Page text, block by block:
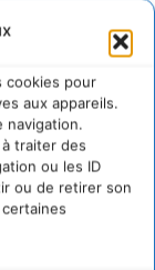
cookies pour
aux appareils.
navigation.
traiter des
ou les ID
ou de retirer son